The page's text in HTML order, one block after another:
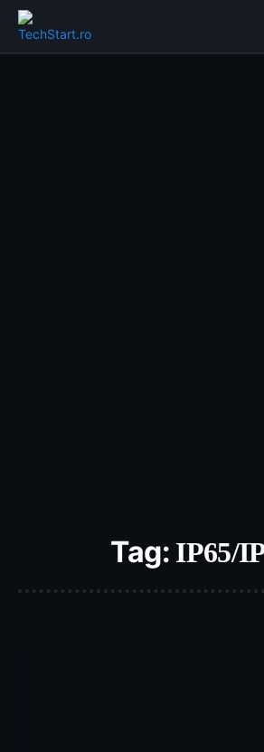
Tag: IP65/